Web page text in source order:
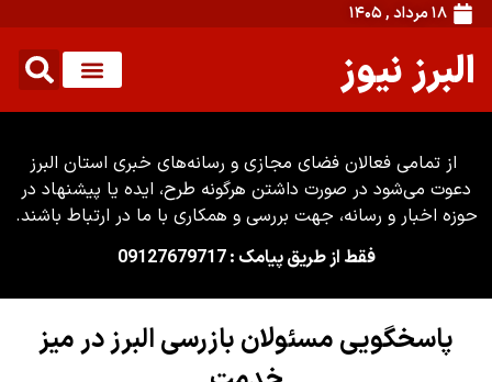
۱۸ مرداد , ۱۴۰۵
البرز نیوز
از تمامی فعالان فضای مجازی و رسانه‌های خبری استان البرز
دعوت می‌شود در صورت داشتن هرگونه طرح، ایده یا پیشنهاد در
حوزه اخبار و رسانه، جهت بررسی و همکاری با ما در ارتباط باشند.
فقط از طریق پیامک : 09127679717
پاسخگویی مسئولان بازرسی البرز در میز